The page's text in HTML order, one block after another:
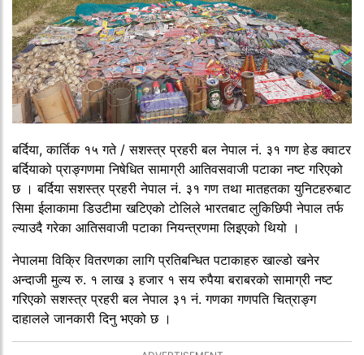
बर्दिया, कार्तिक १५ गते / सशस्त्र प्रहरी बल नेपाल नं. ३१ गण हेड क्वाटर
बर्दियाको प्राङ्गणमा निषेधित सामाग्री आतिवसवाजी पटाका नष्ट गरिएको
छ । बर्दिया सशस्त्र प्रहरी नेपाल नं. ३१ गण तथा मातहतका युनिटहरुबाट
सिमा ईलाकामा डिउटीमा खटिएको टोलिले भारतबाट लुकिछिपी नेपाल तर्फ
ल्याउदै गरेका आतिसवाजी पटाका नियन्त्रणमा लिइएको थियो ।
नेपालमा विक्रि वितरणका लागि प्रतिबन्धित पटाकाहरु खाल्डो खनेर
अन्दाजी मुल्य रु. १ लाख ३ हजार १ सय रुपैया बराबरको सामाग्री नष्ट
गरिएको सशस्त्र प्रहरी बल नेपाल ३१ नं. गणका गणपति चित्राङ्ग
दाहालले जानकारी दिनु भएको छ ।